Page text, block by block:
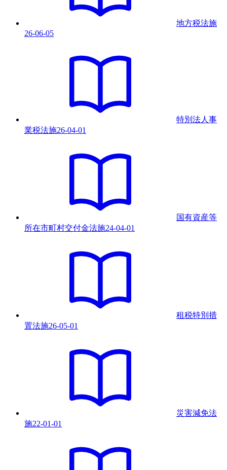
地方税法施
26-06-05
特別法人事
業税法施26-04-01
国有資産等
所在市町村交付金法施24-04-01
租税特別措
置法施26-05-01
災害減免法
施22-01-01